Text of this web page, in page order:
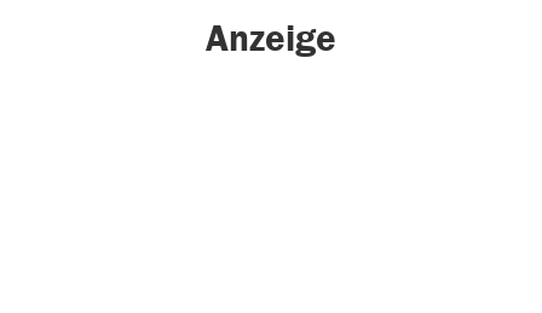
Anzeige